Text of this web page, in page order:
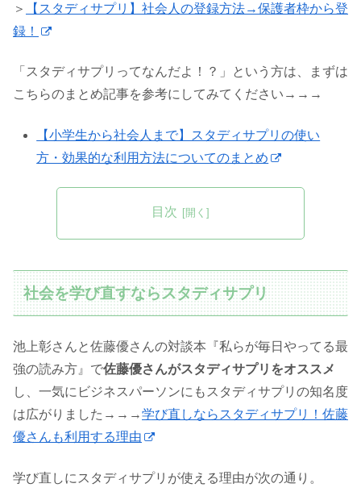
＞
【スタディサプリ】社会人の登録方法→保護者枠から登
録！
「スタディサプリってなんだよ！？」という方は、まずは
こちらのまとめ記事を参考にしてみてください→→→
【小学生から社会人まで】スタディサプリの使い
方・効果的な利用方法についてのまとめ
目次
社会を学び直すならスタディサプリ
池上彰さんと佐藤優さんの対談本『私らが毎日やってる最
強の読み方』で佐藤優さんがスタディサプリをオススメ
し、一気にビジネスパーソンにもスタディサプリの知名度
は広がりました→→→学び直しならスタディサプリ！佐藤
優さんも利用する理由
学び直しにスタディサプリが使える理由が次の通り。